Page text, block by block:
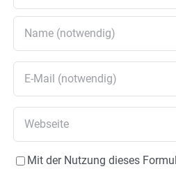
Mit der Nutzung dieses